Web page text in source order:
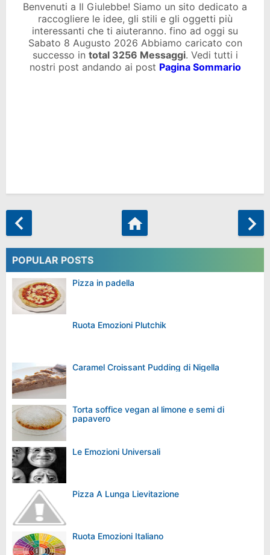
Benvenuti a Il Giulebbe! Siamo un sito dedicato a
raccogliere le idee, gli stili e gli oggetti più
interessanti che ti aiuteranno. fino ad oggi su
Sabato 8 Augusto 2026 Abbiamo caricato con
successo in total 3256 Messaggi. Vedi tutti i
nostri post andando ai post Pagina Sommario
POPULAR POSTS
Pizza in padella
Ruota Emozioni Plutchik
Caramel Croissant Pudding di Nigella
Torta soffice vegan al limone e semi di
papavero
Le Emozioni Universali
Pizza A Lunga Lievitazione
Ruota Emozioni Italiano